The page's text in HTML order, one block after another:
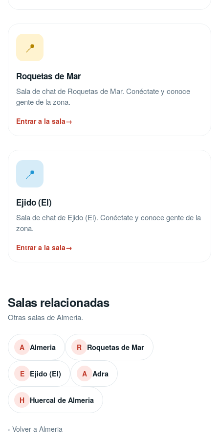
📍
Roquetas de Mar
Sala de chat de Roquetas de Mar. Conéctate y conoce
gente de la zona.
Entrar a la sala→
📍
Ejido (El)
Sala de chat de Ejido (El). Conéctate y conoce gente de la
zona.
Entrar a la sala→
Salas relacionadas
Otras salas de Almeria.
A Almeria R Roquetas de Mar
E Ejido (El) A Adra
H Huercal de Almeria
‹ Volver a Almeria